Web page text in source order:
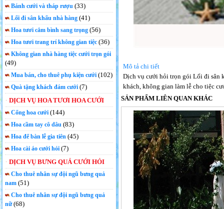
Bánh cưới và tháp rượu (33)
Lối đi sân khấu nhà hàng (41)
Hoa tươi cắm bình sang trọng (56)
Hoa tươi trang trí không gian tiệc (36)
Không gian nhà hàng tiệc cưới trọn gói
(49)
Mua bán, cho thuê phụ kiện cưới (102)
Quà tặng khách đám cưới (7)
DỊCH VỤ HOA TƯƠI HOA CƯỚI
Cổng hoa cưới (144)
Hoa cầm tay cô dâu(83)
Hoa để bàn lễ gia tiên (45)
Hoa cài áo cưới hỏi (7)
DỊCH VỤ BƯNG QUẢ CƯỚI HỎI
Cho thuê nhân sự đội ngũ bưng quả
nam (51)
Cho thuê nhân sự đội ngũ bưng quả
nữ(68)
Mô tả chi tiết
Dịch vụ cưới hỏi trọn gói Lối đi sân
khách, không gian làm lễ cho tiệc
SẢN PHẨM LIÊN QUAN KHÁC